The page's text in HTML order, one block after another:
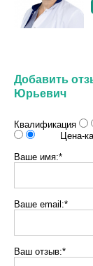
Добавить
Юрьевич
Квалификация
Цена-
Ваше имя:*
Ваше email:*
Ваш отзыв:*